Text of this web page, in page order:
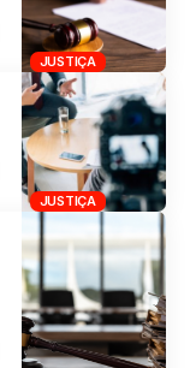
JUSTIÇA
JUSTIÇA